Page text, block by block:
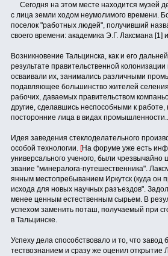
Сегодня на этом месте находится музей
с лица земли ходом неумолимого времени.
поселок "работных людей", получивший
своего времени: академика Э.Г. Лаксмана
Возникновение Тальцинска, как и его
результате правительственной
осваивали их, занимались различными
подавляющее большинство жителей
рабочих, даваемых правительством
другие, сделавшись неспособными к
посторонние лица в видах
Идея заведения стеклоделательного
особой технологии. [На форуме уже есть
универсального ученого, были
звание "минералога-путешественника".
янным местопребыванием Иркутск (куда он
исхода для новых научных разъездов".
менее ценным естественным сырьем. В
успехом заменить поташ, получаемый при
в Тальцинске.
Успеху дела способствовало и то, что
тествознанием и сразу же оценил открытие